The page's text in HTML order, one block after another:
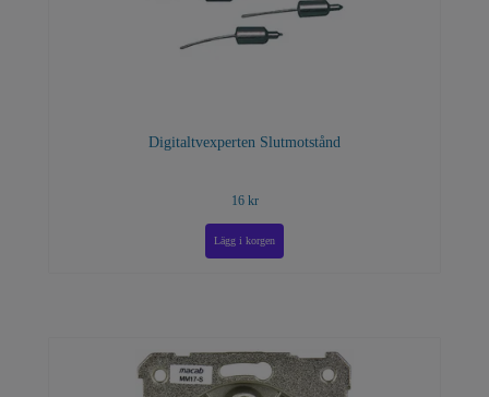
Digitaltvexperten Slutmotstånd
16 kr